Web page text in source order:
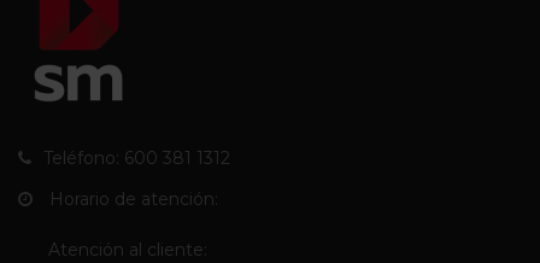
Teléfono: 600 381 1312
Horario de atención:
Atención al cliente: